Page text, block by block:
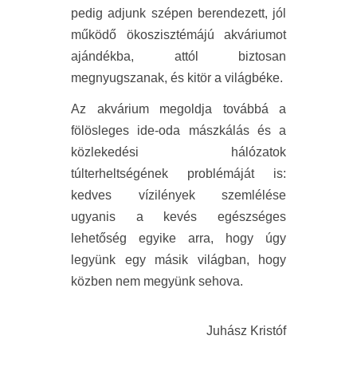
pedig adjunk szépen berendezett, jól
működő ökoszisztémájú akváriumot
ajándékba, attól biztosan
megnyugszanak, és kitör a világbéke.
Az akvárium megoldja továbbá a
fölösleges ide-oda mászkálás és a
közlekedési hálózatok
túlterheltségének problémáját is:
kedves vízilények szemlélése
ugyanis a kevés egészséges
lehetőség egyike arra, hogy úgy
legyünk egy másik világban, hogy
közben nem megyünk sehova.
Juhász Kristóf